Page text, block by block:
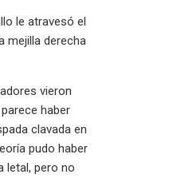
le atravesó el
mejilla derecha
vieron
haber
clavada en
pudo haber
letal, pero no